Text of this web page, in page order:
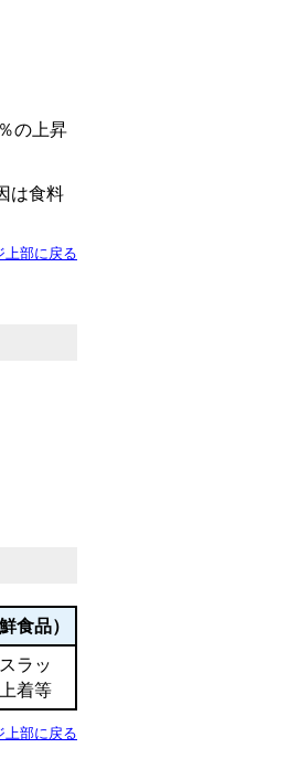
の上昇
は食料
部に戻る
食品）
ラッ
着等
部に戻る